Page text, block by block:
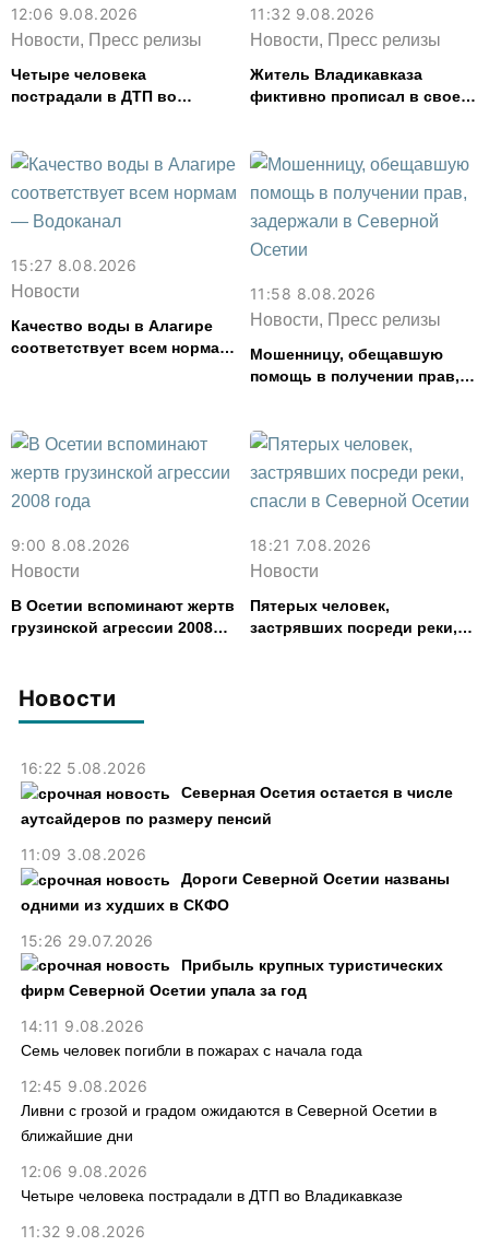
Новости
16:22 5.08.2026
Северная Осетия остается в числе
аутсайдеров по размеру пенсий
11:09 3.08.2026
Дороги Северной Осетии названы
одними из худших в СКФО
15:26 29.07.2026
Прибыль крупных туристических
фирм Северной Осетии упала за год
14:11 9.08.2026
Семь человек погибли в пожарах с начала года
12:45 9.08.2026
Ливни с грозой и градом ожидаются в Северной Осетии в
ближайшие дни
12:06 9.08.2026
Четыре человека пострадали в ДТП во Владикавказе
11:32 9.08.2026
12:06 9.08.2026
Новости, Пресс релизы
Четыре человека
пострадали в ДТП во
11:32 9.08.2026
Новости, Пресс релизы
Житель Владикавказа
фиктивно прописал в своем
15:27 8.08.2026
Новости
Качество воды в Алагире
соответствует всем нормам
11:58 8.08.2026
Новости, Пресс релизы
Мошенницу, обещавшую
помощь в получении прав,
9:00 8.08.2026
Новости
В Осетии вспоминают жертв
грузинской агрессии 2008
18:21 7.08.2026
Новости
Пятерых человек,
застрявших посреди реки,